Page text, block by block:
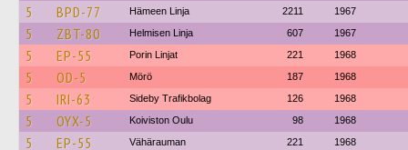
5 BPD-77 Hämeen Linja 2211 1967
5 ZBT-80 Helmisen Linja 607 1967
5 EP-55 Porin Linjat 221 1968
5 OD-5 Mörö 187 1968
5 IRI-63 Sideby Trafikbolag 126 1968
5 OYX-5 Koiviston Oulu 98 1968
5 EP-55 Vähärauman 221 1968